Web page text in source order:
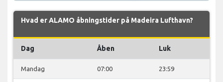
Hvad er ALAMO åbningstider på Madeira Lufthavn?
Dag Åben Luk
Mandag 07:00 23:59